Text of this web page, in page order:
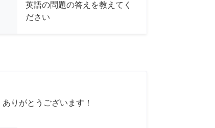
英語の問題の答えを教えてく
ださい
りがとうございます！